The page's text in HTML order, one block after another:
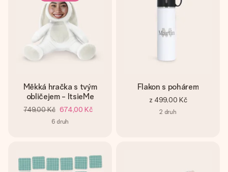
Měkká hračka s tvým
obličejem - ItsieMe
749,00 Kč 674,00 Kč
6 druh
Flakon s pohárem
z 499,00 Kč
2 druh